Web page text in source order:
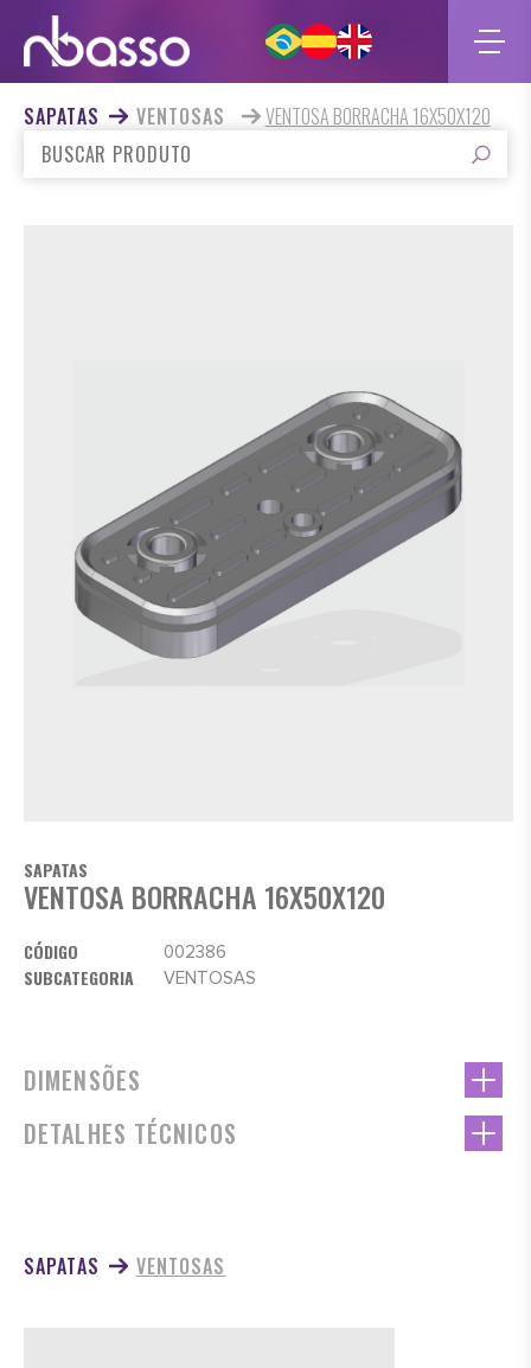
SAPATAS VENTOSAS VENTOSA BORRACHA 16X50X120
SAPATAS
VENTOSA BORRACHA 16X50X120
CÓDIGO 002386
SUBCATEGORIA VENTOSAS
DIMENSÕES
DETALHES TÉCNICOS
SAPATAS VENTOSAS